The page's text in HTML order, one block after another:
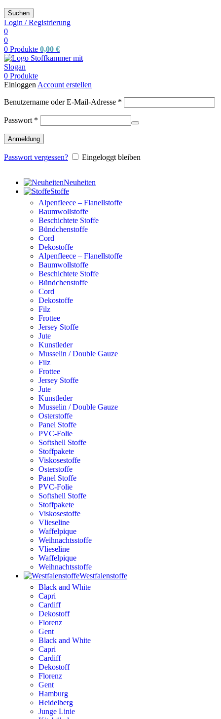
Suchen
Login / Registrierung
0
0
0 Produkte 0,00 €
0 Produkte
Einloggen Account erstellen
Benutzername oder E-Mail-Adresse *
Passwort *
Anmeldung
Passwort vergessen? Eingeloggt bleiben
Neuheiten
Stoffe
Alpenfleece – Flanellstoffe
Baumwollstoffe
Beschichtete Stoffe
Bündchenstoffe
Cord
Dekostoffe
Alpenfleece – Flanellstoffe
Baumwollstoffe
Beschichtete Stoffe
Bündchenstoffe
Cord
Dekostoffe
Filz
Frottee
Jersey Stoffe
Jute
Kunstleder
Musselin / Double Gauze
Filz
Frottee
Jersey Stoffe
Jute
Kunstleder
Musselin / Double Gauze
Osterstoffe
Panel Stoffe
PVC-Folie
Softshell Stoffe
Stoffpakete
Viskosestoffe
Osterstoffe
Panel Stoffe
PVC-Folie
Softshell Stoffe
Stoffpakete
Viskosestoffe
Vlieseline
Waffelpique
Weihnachtsstoffe
Vlieseline
Waffelpique
Weihnachtsstoffe
Westfalenstoffe
Black and White
Capri
Cardiff
Dekostoff
Florenz
Gent
Black and White
Capri
Cardiff
Dekostoff
Florenz
Gent
Hamburg
Heidelberg
Junge Linie